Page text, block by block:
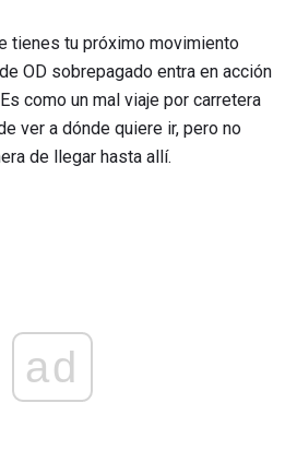
tienes tu próximo movimiento
OD sobrepagado entra en acción
como un mal viaje por carretera
ver a dónde quiere ir, pero no
de llegar hasta allí.
ad